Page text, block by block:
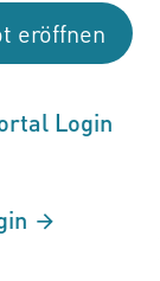
eröffnen
Login